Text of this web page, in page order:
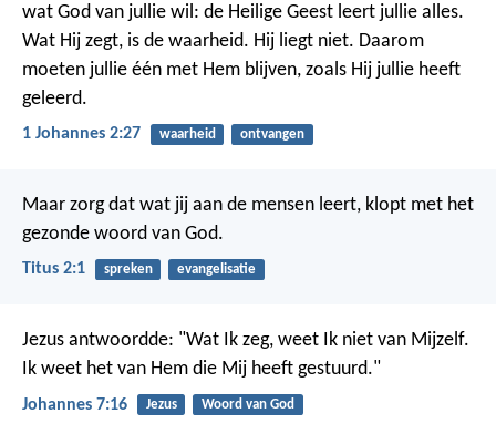
wat God van jullie wil: de Heilige Geest leert jullie alles.
Wat Hij zegt, is de waarheid. Hij liegt niet. Daarom
moeten jullie één met Hem blijven, zoals Hij jullie heeft
geleerd.
1 Johannes 2:27 waarheid ontvangen
Maar zorg dat wat jij aan de mensen leert, klopt met het
gezonde woord van God.
Titus 2:1 spreken evangelisatie
Jezus antwoordde: "Wat Ik zeg, weet Ik niet van Mijzelf.
Ik weet het van Hem die Mij heeft gestuurd."
Johannes 7:16 Jezus Woord van God